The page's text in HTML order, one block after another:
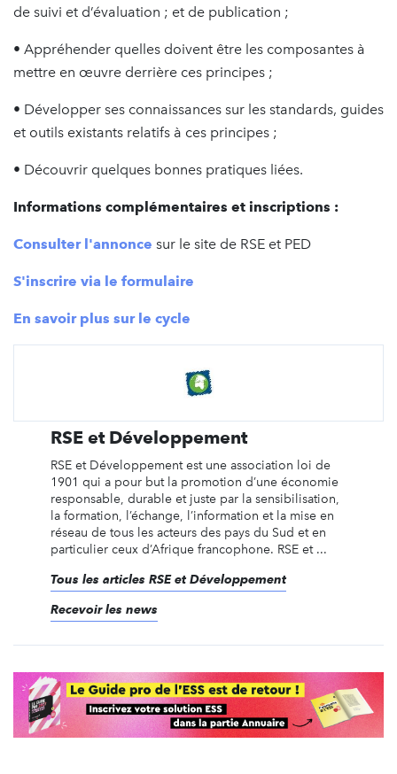
de suivi et d’évaluation ; et de publication ;
• Appréhender quelles doivent être les composantes à
mettre en œuvre derrière ces principes ;
• Développer ses connaissances sur les standards, guides
et outils existants relatifs à ces principes ;
• Découvrir quelques bonnes pratiques liées.
Informations complémentaires et inscriptions :
Consulter l'annonce sur le site de RSE et PED
S'inscrire via le formulaire
En savoir plus sur le cycle
RSE et Développement
RSE et Développement est une association loi de
1901 qui a pour but la promotion d’une économie
responsable, durable et juste par la sensibilisation,
la formation, l’échange, l’information et la mise en
réseau de tous les acteurs des pays du Sud et en
particulier ceux d’Afrique francophone. RSE et ...
Tous les articles RSE et Développement
Recevoir les news